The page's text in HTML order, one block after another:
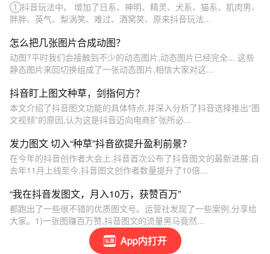
App内打开
①抖音玩法中。 增加了日系、神明、精灵、犬系、猫系、肌肉男、
胖胖、英气、梨涡笑、难过、酒窝笑、原来抖音玩法...
怎么把几张图片合成动图？
动图?平时我们会接触到不少的动态图片,动态图片已经完全... 这些
静态图片来回切换组成了一张动态图片,相信大家对这...
抖音盯上图文种草，剑指何方？
本文介绍了抖音图文功能的具体特点,并深入分析了抖音选择推出“图
文视频”的原因,认为这是抖音迈向电商扩张所必...
发力图文 切入“种草”抖音欲提升盈利前景？
在今年的抖音创作者大会上,抖音首次公布了抖音图文的最新进展:自
去年11月上线至今,抖音图文创作者数量提升了10倍...
“我在抖音发图文，月入10万，获赞百万”
都跑出了一些很不错的优质图文号。运营社发现了一些案例,分享给
大家。1)一张图赚百万赞,抖音图文的流量黑马竟然...